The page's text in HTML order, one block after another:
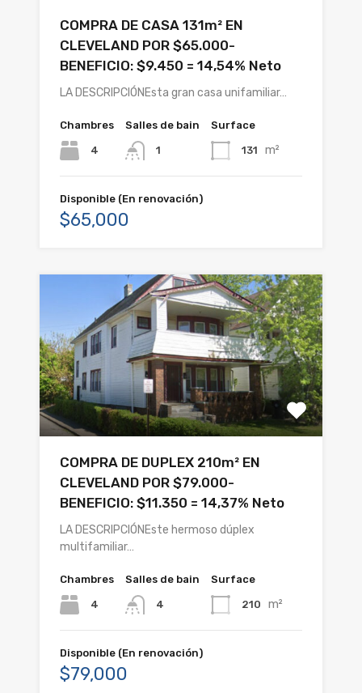
COMPRA DE CASA 131m² EN
CLEVELAND POR $65.000-
BENEFICIO: $9.450 = 14,54% Neto
LA DESCRIPCIÓNEsta gran casa unifamiliar…
Chambres
4
Salles de bain
1
Surface
131 m²
Disponible (En renovación)
$65,000
COMPRA DE DUPLEX 210m² EN
CLEVELAND POR $79.000-
BENEFICIO: $11.350 = 14,37% Neto
LA DESCRIPCIÓNEste hermoso dúplex
multifamiliar…
Chambres
4
Salles de bain
4
Surface
210 m²
Disponible (En renovación)
$79,000